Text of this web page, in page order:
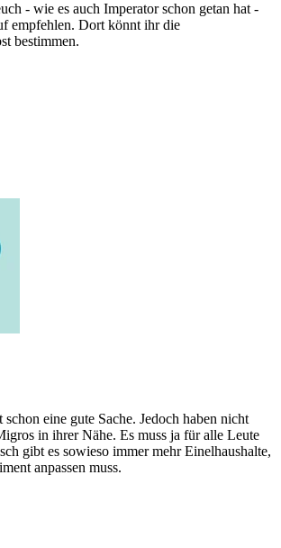
- wie es auch Imperator schon getan hat -
empfehlen. Dort könnt ihr die
bestimmen.
eine gute Sache. Jedoch haben nicht
in ihrer Nähe. Es muss ja für alle Leute
gibt es sowieso immer mehr Einelhaushalte,
anpassen muss.